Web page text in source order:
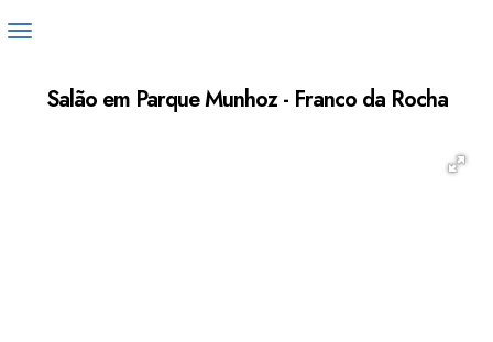
Salão em Parque Munhoz - Franco da Rocha